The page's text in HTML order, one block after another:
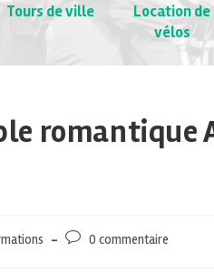
Tours de ville
Location de
vélos
romantique
0 commentaire